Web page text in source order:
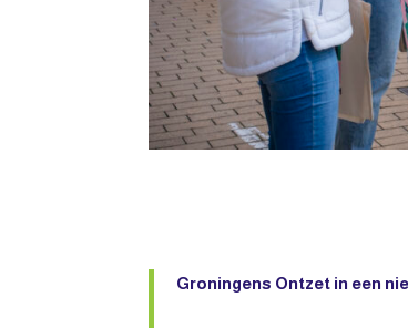
Groningens Ontzet in een